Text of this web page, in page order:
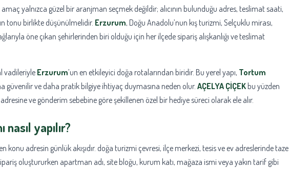
yalnızca güzel bir aranjman seçmek değildir; alıcının bulunduğu adres, teslimat saati,
tonu birlikte düşünülmelidir. Erzurum, Doğu Anadolu’nun kış turizmi, Selçuklu mirası,
öne çıkan şehirlerinden biri olduğu için her ilçede sipariş alışkanlığı ve teslimat
vadileriyle Erzurum’un en etkileyici doğa rotalarından biridir. Bu yerel yapı, Tortum
güvenilir ve daha pratik bilgiye ihtiyaç duymasına neden olur. AÇELYA ÇİÇEK bu yüzden
ve gönderim sebebine göre şekillenen özel bir hediye süreci olarak ele alır.
yapılır?
adresin günlük akışıdır. doğa turizmi çevresi, ilçe merkezi, tesis ve ev adreslerinde taze
oluştururken apartman adı, site bloğu, kurum katı, mağaza ismi veya yakın tarif gibi